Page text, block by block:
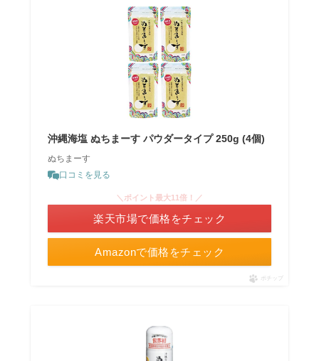
沖縄海塩 ぬちまーす パウダータイプ 250g (4個)
ぬちまーす
口コミを見る
Amazonで価格をチェック
＼ポイント最大11倍！／
楽天市場で価格をチェック
ポチップ